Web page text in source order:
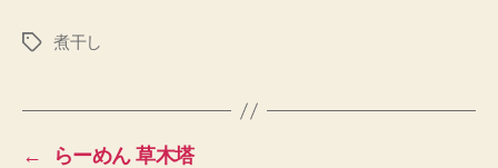
タ
煮干し
←
らーめん 草木塔